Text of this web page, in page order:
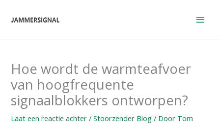
naar
Hoe wordt de warmteafvoer
van hoogfrequente
signaalblokkers ontworpen?
Laat een reactie achter /Stoorzender Blog / Door Tom